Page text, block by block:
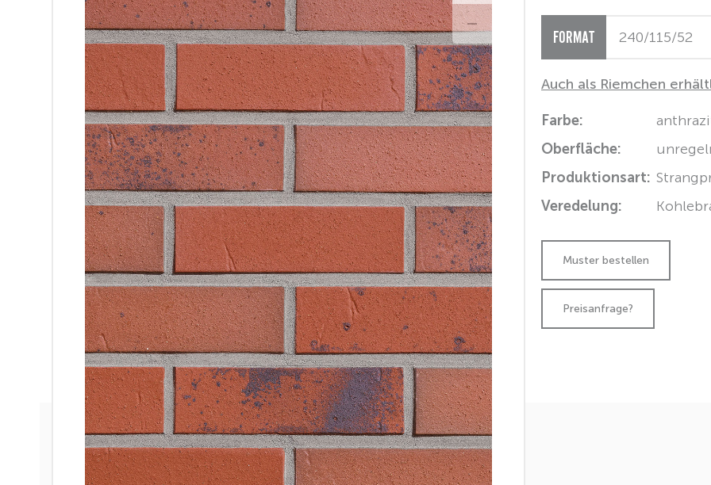
FORMAT
Auch als Riemchen
Farbe:
Oberfläche:
Produktionsart:
Veredelung:
Preisanfrage?